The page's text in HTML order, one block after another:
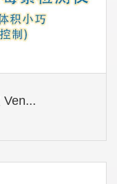
Ven...